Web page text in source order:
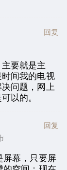
回复
要就是主
间我的电视
问题，网上
以的。
回复
屏幕，只要屏